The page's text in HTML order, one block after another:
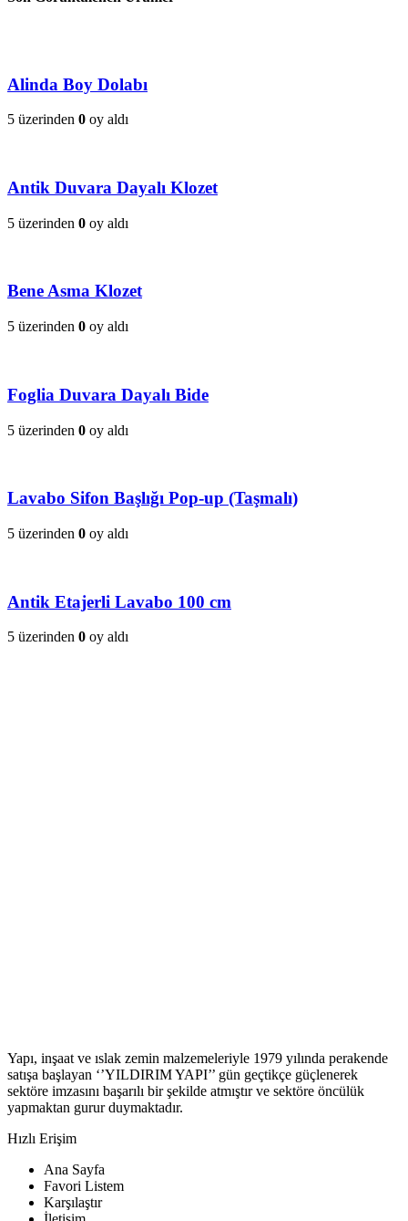
Alinda Boy Dolabı
5 üzerinden 0 oy aldı
Antik Duvara Dayalı Klozet
5 üzerinden 0 oy aldı
Bene Asma Klozet
5 üzerinden 0 oy aldı
Foglia Duvara Dayalı Bide
5 üzerinden 0 oy aldı
Lavabo Sifon Başlığı Pop-up (Taşmalı)
5 üzerinden 0 oy aldı
Antik Etajerli Lavabo 100 cm
5 üzerinden 0 oy aldı
Yapı, inşaat ve ıslak zemin malzemeleriyle 1979 yılında perakende
satışa başlayan ‘’YILDIRIM YAPI’’ gün geçtikçe güçlenerek
sektöre imzasını başarılı bir şekilde atmıştır ve sektöre öncülük
yapmaktan gurur duymaktadır.
Hızlı Erişim
Ana Sayfa
Favori Listem
Karşılaştır